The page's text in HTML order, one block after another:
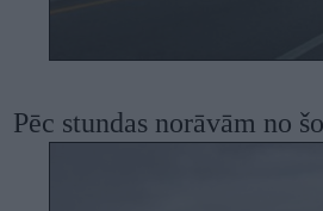
Pēc stundas norāvām no